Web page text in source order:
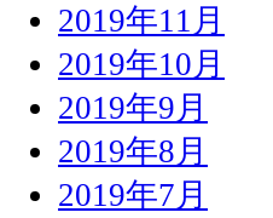
2019年11月
2019年10月
2019年9月
2019年8月
2019年7月